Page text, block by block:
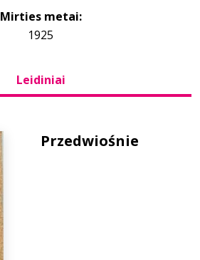
info@elvislab.lt
Mirties metai:
1925
Leidiniai
Przedwiośnie